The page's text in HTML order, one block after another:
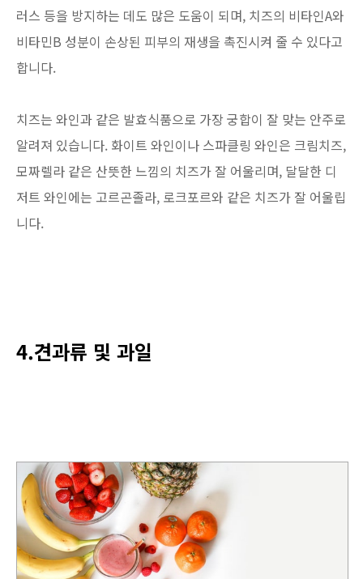
러스 등을 방지하는 데도 많은 도움이 되며, 치즈의 비타인A와
비타민B 성분이 손상된 피부의 재생을 촉진시켜 줄 수 있다고
합니다.
치즈는 와인과 같은 발효식품으로 가장 궁합이 잘 맞는 안주로
알려져 있습니다. 화이트 와인이나 스파클링 와인은 크림치즈,
모짜렐라 같은 산뜻한 느낌의 치즈가 잘 어울리며, 달달한 디
저트 와인에는 고르곤졸라, 로크포르와 같은 치즈가 잘 어울립
니다.
4.견과류 및 과일